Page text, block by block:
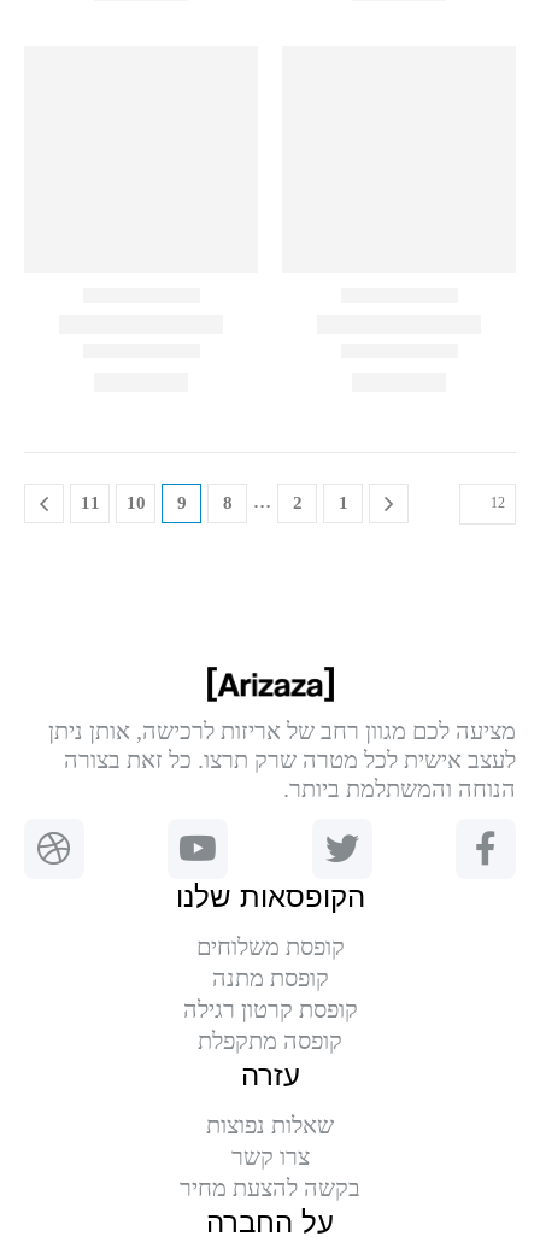
1
2
…
8
9
10
11
מציעה לכם מגוון רחב של אריזות לרכישה, אותן ניתן
לעצב אישית לכל מטרה שרק תרצו. כל זאת בצורה
הנוחה והמשתלמת ביותר.
הקופסאות שלנו
קופסת משלוחים
קופסת מתנה
קופסת קרטון רגילה
קופסה מתקפלת
עזרה
שאלות נפוצות
צרו קשר
בקשה להצעת מחיר
על החברה